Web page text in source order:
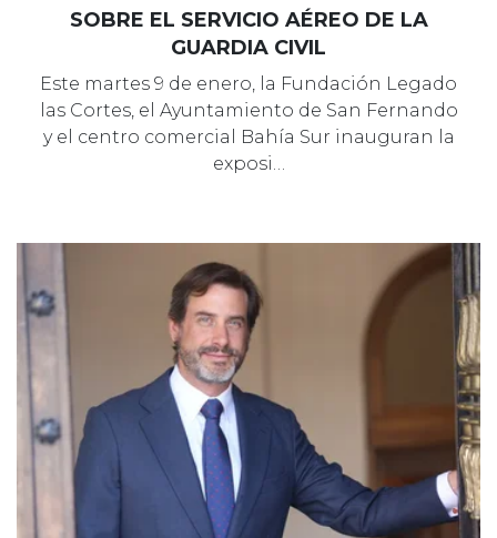
SOBRE EL SERVICIO AÉREO DE LA
GUARDIA CIVIL
Este martes 9 de enero, la Fundación Legado
las Cortes, el Ayuntamiento de San Fernando
y el centro comercial Bahía Sur inauguran la
exposi…